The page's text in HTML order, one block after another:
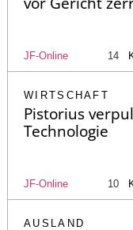
JF-Online 14
WIRTSCHAFT
Pistorius
Technologie
JF-Online 10
AUSLAND